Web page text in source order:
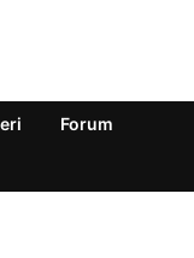
Forum